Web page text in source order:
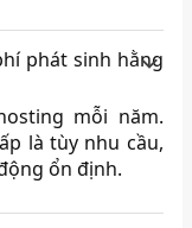
phát sinh hằng
mỗi năm.
là tùy nhu cầu,
ổn định.